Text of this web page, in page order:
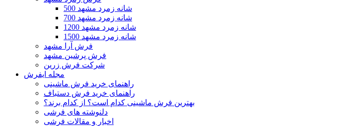
500 شانه زمرد مشهد
700 شانه زمرد مشهد
1200 شانه زمرد مشهد
1500 شانه زمرد مشهد
فرش آرا مشهد
فرش پرشین مشهد
شرکت فرش زرین
مجله ایفرش
راهنمای خرید فرش ماشینی
راهنمای خرید فرش دستباف
بهترین فرش ماشینی کدام است؟ از کدام برند؟
دلنوشته های فرشی
اخبار و مقالات فرشی